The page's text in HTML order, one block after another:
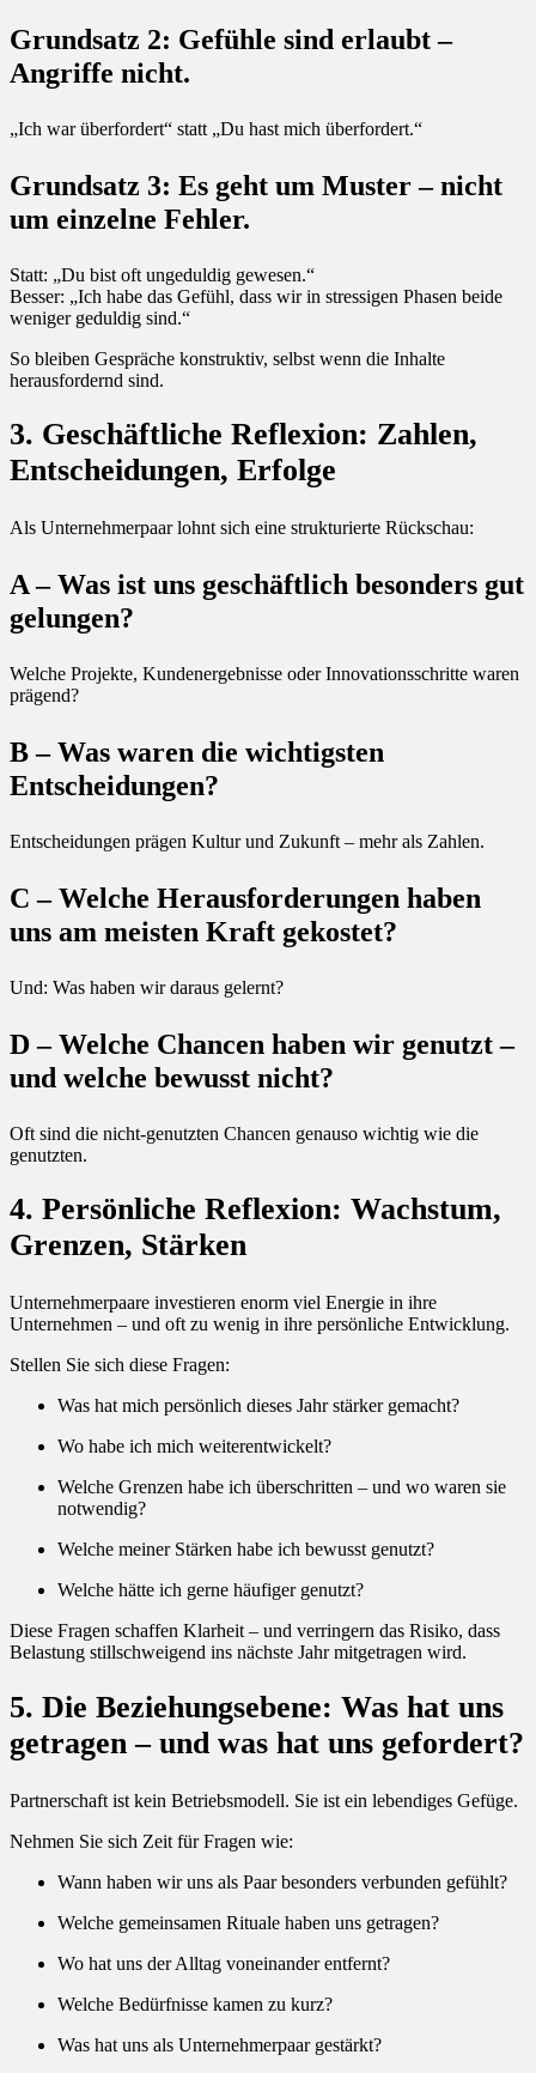
Grundsatz 2: Gefühle sind erlaubt –
Angriffe nicht.
„Ich war überfordert“ statt „Du hast mich überfordert.“
Grundsatz 3: Es geht um Muster – nicht
um einzelne Fehler.
Statt: „Du bist oft ungeduldig gewesen.“
Besser: „Ich habe das Gefühl, dass wir in stressigen Phasen beide
weniger geduldig sind.“
So bleiben Gespräche konstruktiv, selbst wenn die Inhalte
herausfordernd sind.
3. Geschäftliche Reflexion: Zahlen,
Entscheidungen, Erfolge
Als Unternehmerpaar lohnt sich eine strukturierte Rückschau:
A – Was ist uns geschäftlich besonders gut
gelungen?
Welche Projekte, Kundenergebnisse oder Innovationsschritte waren
prägend?
B – Was waren die wichtigsten
Entscheidungen?
Entscheidungen prägen Kultur und Zukunft – mehr als Zahlen.
C – Welche Herausforderungen haben
uns am meisten Kraft gekostet?
Und: Was haben wir daraus gelernt?
D – Welche Chancen haben wir genutzt –
und welche bewusst nicht?
Oft sind die nicht-genutzten Chancen genauso wichtig wie die
genutzten.
4. Persönliche Reflexion: Wachstum,
Grenzen, Stärken
Unternehmerpaare investieren enorm viel Energie in ihre
Unternehmen – und oft zu wenig in ihre persönliche Entwicklung.
Stellen Sie sich diese Fragen:
Was hat mich persönlich dieses Jahr stärker gemacht?
Wo habe ich mich weiterentwickelt?
Welche Grenzen habe ich überschritten – und wo waren sie
notwendig?
Welche meiner Stärken habe ich bewusst genutzt?
Welche hätte ich gerne häufiger genutzt?
Diese Fragen schaffen Klarheit – und verringern das Risiko, dass
Belastung stillschweigend ins nächste Jahr mitgetragen wird.
5. Die Beziehungsebene: Was hat uns
getragen – und was hat uns gefordert?
Partnerschaft ist kein Betriebsmodell. Sie ist ein lebendiges Gefüge.
Nehmen Sie sich Zeit für Fragen wie:
Wann haben wir uns als Paar besonders verbunden gefühlt?
Welche gemeinsamen Rituale haben uns getragen?
Wo hat uns der Alltag voneinander entfernt?
Welche Bedürfnisse kamen zu kurz?
Was hat uns als Unternehmerpaar gestärkt?